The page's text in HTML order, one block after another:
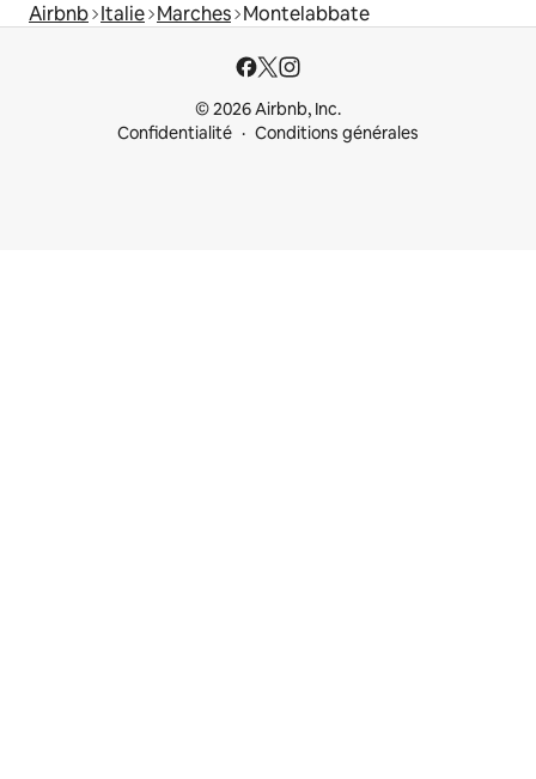
Airbnb Italie Marches Montelabbate
© 2026 Airbnb, Inc.
Confidentialité
Conditions générales